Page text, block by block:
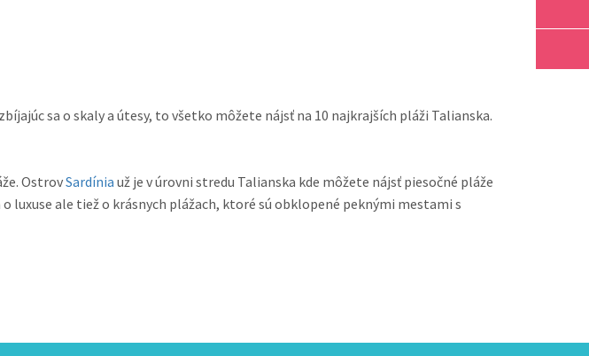
sa o skaly a útesy, to všetko môžete nájsť na 10 najkrajších pláži Talianska.
OstrovSardínia už je v úrovni stredu Talianska kde môžete nájsť piesočné pláže
o luxuse ale tiež o krásnych plážach, ktoré sú obklopené peknými mestami s